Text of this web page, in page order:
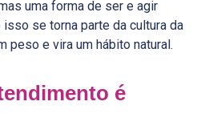
uma forma de ser e agir
se torna parte da cultura da
peso e vira um hábito natural.
é